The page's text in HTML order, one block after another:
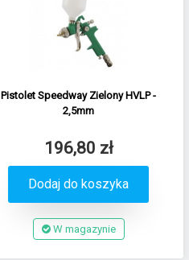
Pistolet Speedway Zielony HVLP -
2,5mm
196,80 zł
Dodaj do koszyka
W magazynie